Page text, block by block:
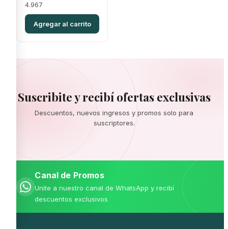
4.967
Agregar al carrito
Suscribite y recibí ofertas exclusivas
Descuentos, nuevos ingresos y promos solo para
suscriptores.
Canal de Promos
Unite a nuestro canal de WhatsApp y recibí
descuentos exclusivos